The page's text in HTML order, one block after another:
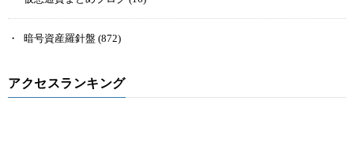
暗号資産羅針盤 (872)
アクセスランキング